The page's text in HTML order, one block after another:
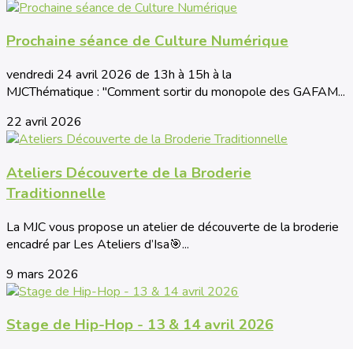
Prochaine séance de Culture Numérique
vendredi 24 avril 2026 de 13h à 15h à la
MJCThématique : "Comment sortir du monopole des GAFAM...
22 avril 2026
Ateliers Découverte de la Broderie
Traditionnelle
La MJC vous propose un atelier de découverte de la broderie
encadré par Les Ateliers d’Isa🎯...
9 mars 2026
Stage de Hip-Hop - 13 & 14 avril 2026